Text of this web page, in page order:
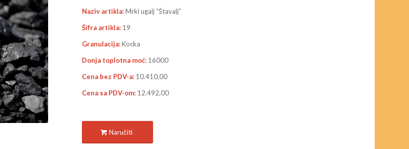
Naziv artikla:Mrki ugalj “Štavalj”
Šifra artikla: 19
Granulacija:Kocka
Donja toplotna moć: 16000
Cena bez PDV-a: 10.410,00
Cena sa PDV-om: 12.492,00
Naručiti